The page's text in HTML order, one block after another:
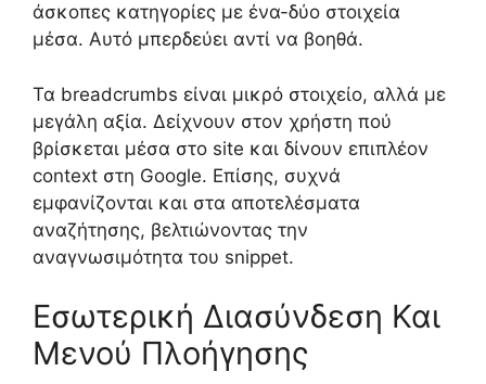
άσκοπες κατηγορίες με ένα-δύο στοιχεία
μέσα. Αυτό μπερδεύει αντί να βοηθά.
Τα breadcrumbs είναι μικρό στοιχείο, αλλά με
μεγάλη αξία. Δείχνουν στον χρήστη πού
βρίσκεται μέσα στο site και δίνουν επιπλέον
context στη Google. Επίσης, συχνά
εμφανίζονται και στα αποτελέσματα
αναζήτησης, βελτιώνοντας την
αναγνωσιμότητα του snippet.
Εσωτερική Διασύνδεση Και
Μενού Πλοήγησης